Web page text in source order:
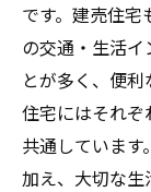
です。建売住
の交通・生活
とが多く、便
住宅にはそれ
共通していま
加え、大切な